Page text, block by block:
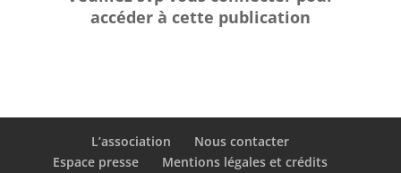
accéder à cette publication
L’association
Nous contacter
Espace presse
Mentions légales et crédits